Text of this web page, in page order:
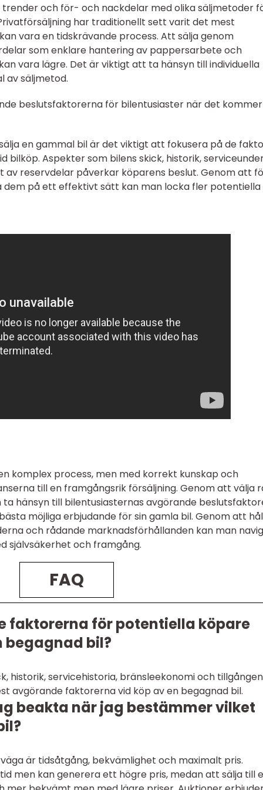
och för- och nackdelar med olika säljmetoder
har traditionellt sett varit det mest
vara en tidskrävande process. Att sälja genom
som enklare hantering av pappersarbete och
vara lägre. Det är viktigt att ta hänsyn till individuella
av säljmetod.
beslutsfaktorerna för bilentusiaster när det
en gammal bil är det viktigt att fokusera på de
bilköp. Aspekter som bilens skick, historik,
av reservdelar påverkar köparens beslut. Genom att
dem på ett effektivt sätt kan man locka fler potentiella
komplex process, men med korrekt kunskap och
till en framgångsrik försäljning. Genom att välja
hänsyn till bilentusiasternas avgörande
möjliga erbjudande för sin gamla bil. Genom att
och rådande marknadsförhållanden kan man
självsäkerhet och framgång.
FAQ
faktorerna för potentiella köpare
begagnad bil?
historik, servicehistoria, bränsleekonomi och tillgången
avgörande faktorerna vid köp av en begagnad bil.
beakta när jag bestämmer vilket
är tidsåtgång, bekvämlighet och maximalt pris.
men kan generera ett högre pris, medan att sälja till